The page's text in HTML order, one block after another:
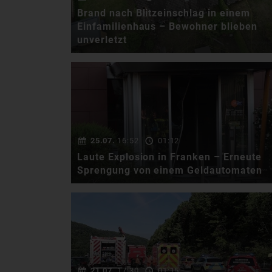
Brand nach Blitzeinschlag in einem
Einfamilienhaus – Bewohner blieben
unverletzt
Am Sonntagvormittag sorgte
25.07. 16:52 01:12
Laute Explosion in Franken – Erneute
Sprengung von einem Geldautomaten
In Amorbach im Landkreis
Miltenberg ist es in der Nacht
auf Freitag zu einer …